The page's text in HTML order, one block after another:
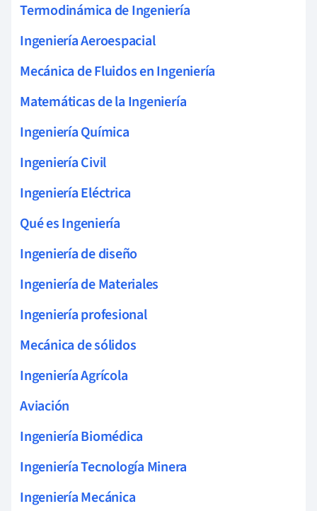
Termodinámica de Ingeniería
Ingeniería Aeroespacial
Mecánica de Fluidos en Ingeniería
Matemáticas de la Ingeniería
Ingeniería Química
Ingeniería Civil
Ingeniería Eléctrica
Qué es Ingeniería
Ingeniería de diseño
Ingeniería de Materiales
Ingeniería profesional
Mecánica de sólidos
Ingeniería Agrícola
Aviación
Ingeniería Biomédica
Ingeniería Tecnología Minera
Ingeniería Mecánica